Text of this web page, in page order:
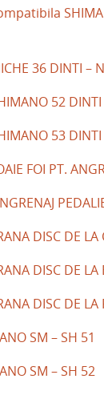
36 DINTI –
52
53
FOI PT.
DISC DE LA
DISC DE LA
DISC DE LA
SM – SH 51
SM – SH 52